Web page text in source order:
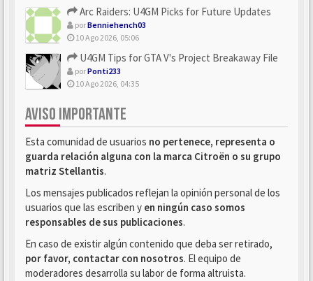
Arc Raiders: U4GM Picks for Future Updates
porBenniehench03
10 Ago 2026, 05:06
U4GM Tips for GTA V's Project Breakaway File
porPonti233
10 Ago 2026, 04:35
AVISO IMPORTANTE
Esta comunidad de usuarios no pertenece, representa o
guarda relación alguna con la marca Citroën o su grupo
matriz Stellantis.
Los mensajes publicados reflejan la opinión personal de los
usuarios que las escriben y en ningún caso somos
responsables de sus publicaciones.
En caso de existir algún contenido que deba ser retirado,
por favor, contactar con nosotros. El equipo de
moderadores desarrolla su labor de forma altruista.